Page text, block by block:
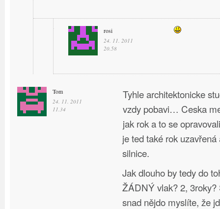
rosi
24. 11. 2011
20.58
Tom
24. 11. 2011
11.34
Tyhle architektonicke
vzdy pobavi… Ceska
jak rok a to se
je ted také rok
silnice.
Jak dlouho by tedy do
ŽÁDNÝ vlak? 2,
snad nějdo myslíte, že